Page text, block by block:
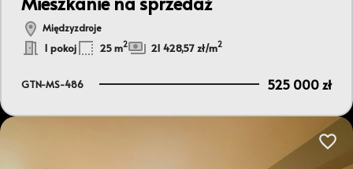
Międzyzdroje
1 pokoj 25 m2 21 428,57 zł/m2
GTN-MS-486 525 000 zł